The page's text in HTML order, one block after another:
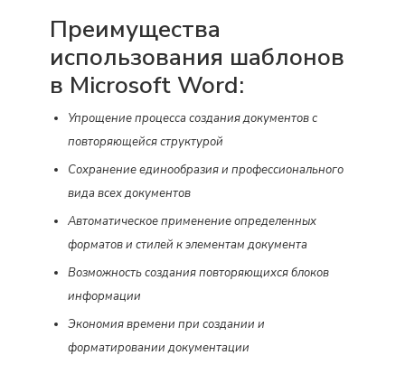
Преимущества
использования шаблонов
в Microsoft Word:
Упрощение процесса создания документов с
повторяющейся структурой
Сохранение единообразия и профессионального
вида всех документов
Автоматическое применение определенных
форматов и стилей к элементам документа
Возможность создания повторяющихся блоков
информации
Экономия времени при создании и
форматировании документации